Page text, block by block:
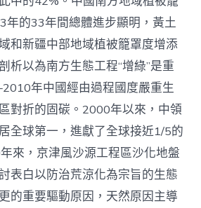
計
謀
選
擇
與
將
來
愿
景
_
中
國
網〉
中
的33年間總體進步顯明，黃土
和新疆中部地域植被籠罩度增添
析以為南方生態工程“增綠”是重
年中國經由過程國度嚴重生
對折的固碳。2000年以來，中領
全球第一，進獻了全球接近1/5的
來，京津風沙源工程區沙化地盤
表白以防治荒涼化為宗旨的生態
的重要驅動原因，天然原因主導